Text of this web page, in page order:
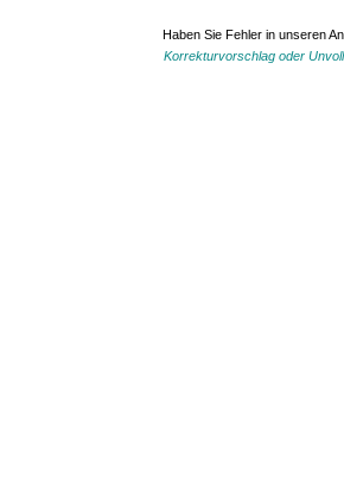
Haben Sie Fehler in unseren
Korrekturvorschlag oder